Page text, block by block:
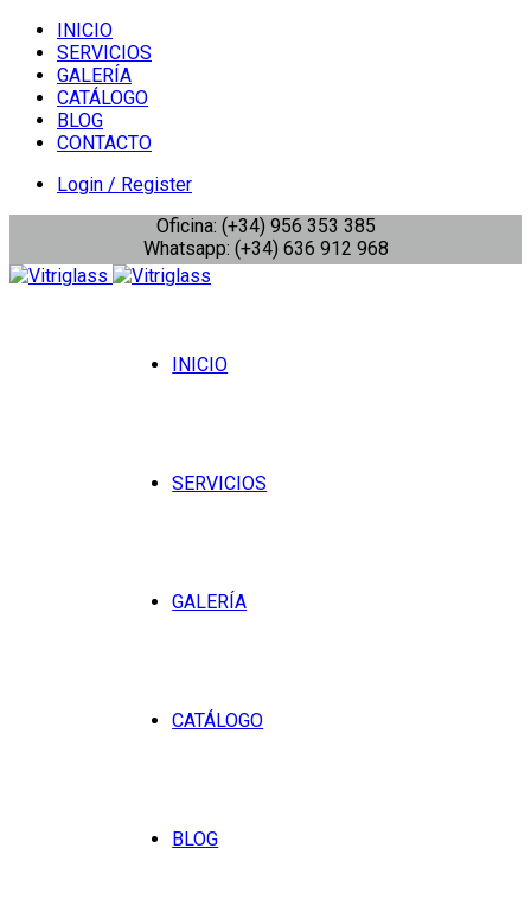
INICIO
SERVICIOS
GALERÍA
CATÁLOGO
BLOG
CONTACTO
Login / Register
Oficina: (+34) 956 353 385
Whatsapp: (+34) 636 912 968
INICIO
SERVICIOS
GALERÍA
CATÁLOGO
BLOG